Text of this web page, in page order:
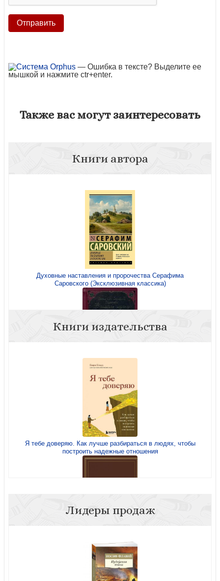
— Ошибка в тексте? Выделите ее
мышкой и нажмите ctr+enter.
Также вас могут заинтересовать
Книги автора
Духовные наставления и пророчества Серафима
Саровского (Эксклюзивная классика)
О смысле жизни (Русский Паломник)
О цели христианской жизни. Беседа прп. Серафима
О цели жизни нашей христианской. Беседа
преподобного Серафима Саровского с Н.А.
Мотовиловым
Книги издательства
Я тебе доверяю. Как лучше разбираться в людях, чтобы
построить надежные отношения
Библия каноническая в русском синодальном переводе
с полями для записей (коричневая, рамка)
Лидеры продаж